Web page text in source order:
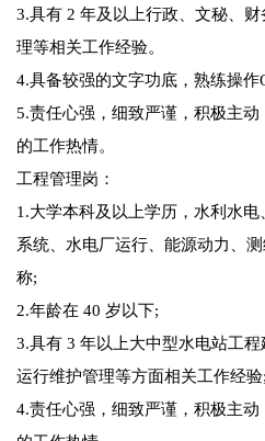
3.具有 2 年及以上行政、文秘、
理等相关工作经验。
4.具备较强的文字功底，熟练操作
5.责任心强，细致严谨，积极主
的工作热情。
工程管理岗：
1.大学本科及以上学历，水利水
系统、水电厂运行、能源动力、
称;
2.年龄在 40 岁以下;
3.具有 3 年以上大中型水电站工
运行维护管理等方面相关工作经验;
4.责任心强，细致严谨，积极主